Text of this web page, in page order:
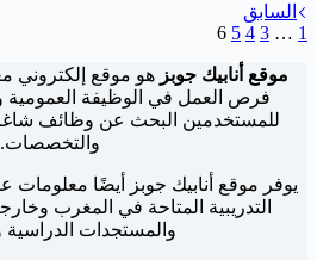
السابق
1
…
3
4
5
6
موقع أنابيك جوبزهو موقع
فرص العمل في الوظيفة العمومية
للمستخدمين البحث عن وظائف
والتخصصات.
يوفر موقع أنابيك جوبز أيضًا معلومات
التدريبية المتاحة في المغرب
والمستجدات الدراسية